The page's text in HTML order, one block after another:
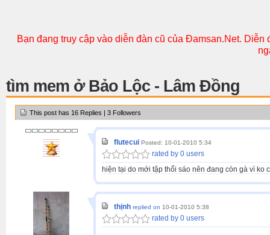
Bạn đang truy cập vào diễn đàn cũ của Đamsan.Net.
tìm mem ở Bảo Lộc - Lâm Đồng
This post has 16 Replies | 3 Followers
flutecui Posted: 10-01-2010 5:34
rated by 0 users
hiện tại do mới tập thổi sáo nên đang còn gà vì ko
thịnh replied on 10-01-2010 5:38
rated by 0 users